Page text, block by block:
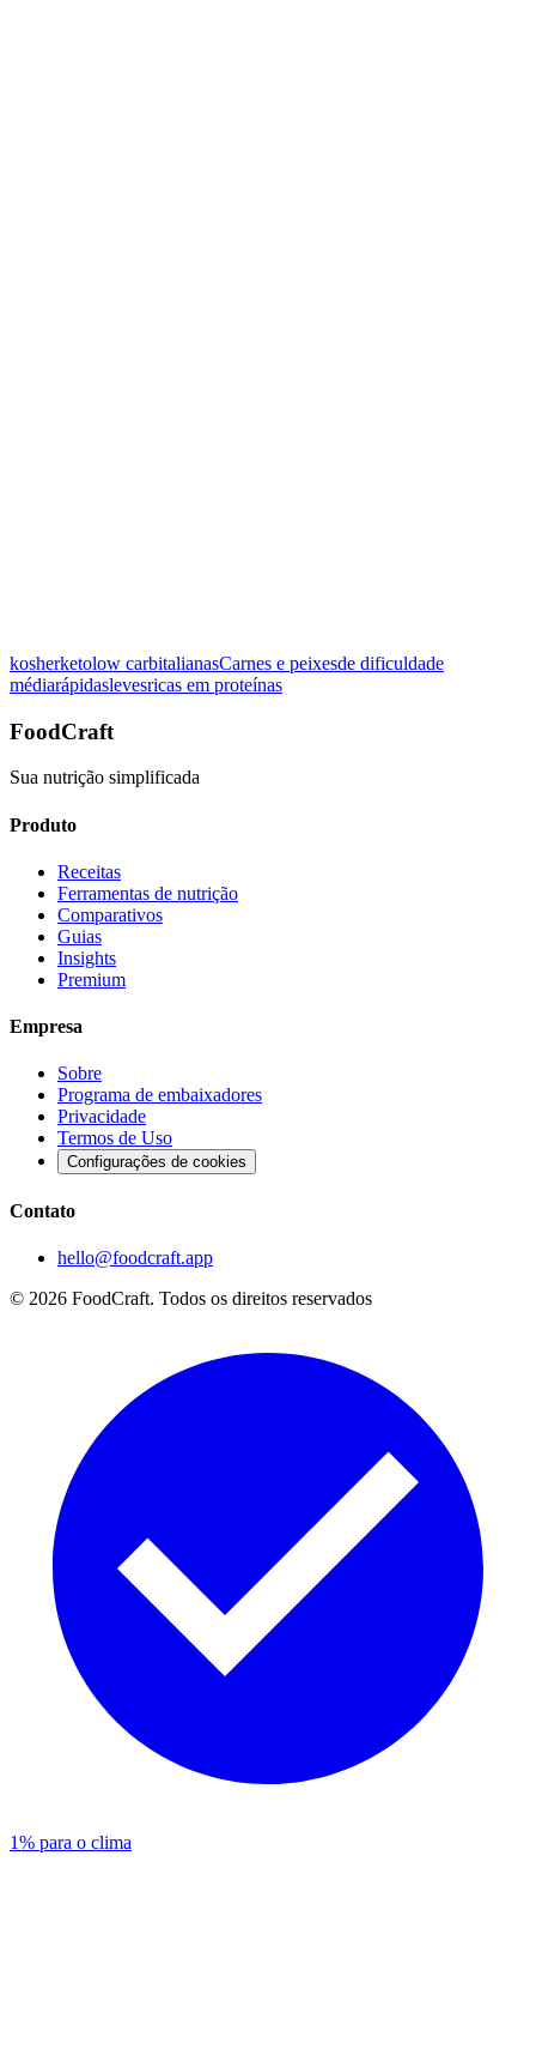
Ver detalhes
kosherketolow carbitalianasCarnes e peixesde dificuldade
médiarápidaslevesricas em proteínas
FoodCraft
Sua nutrição simplificada
Produto
Receitas
Ferramentas de nutrição
Comparativos
Guias
Insights
Premium
Empresa
Sobre
Programa de embaixadores
Privacidade
Termos de Uso
Configurações de cookies
Contato
hello@foodcraft.app
© 2026 FoodCraft. Todos os direitos reservados
1% para o clima